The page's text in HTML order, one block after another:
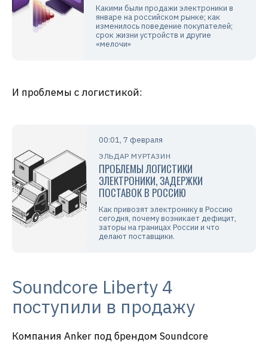
Какими были продажи электроники в
январе на российском рынке; как
изменилось поведение покупателей;
срок жизни устройств и другие
«мелочи»
И проблемы с логистикой:
00:01, 7 февраля
ЭЛЬДАР МУРТАЗИН
ПРОБЛЕМЫ ЛОГИСТИКИ
ЭЛЕКТРОНИКИ, ЗАДЕРЖКИ
ПОСТАВОК В РОССИЮ
Как привозят электронику в Россию
сегодня, почему возникает дефицит,
заторы на границах России и что
делают поставщики.
Soundcore Liberty 4
поступили в продажу
Компания Anker под брендом Soundcore